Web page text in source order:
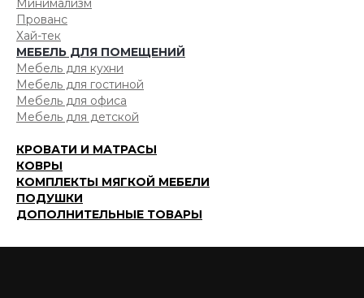
Минимализм
Прованс
Хай-тек
МЕБЕЛЬ ДЛЯ ПОМЕЩЕНИЙ
Мебель для кухни
Мебель для гостиной
Мебель для офиса
Мебель для детской
КРОВАТИ И МАТРАСЫ
КОВРЫ
КОМПЛЕКТЫ МЯГКОЙ МЕБЕЛИ
ПОДУШКИ
ДОПОЛНИТЕЛЬНЫЕ ТОВАРЫ